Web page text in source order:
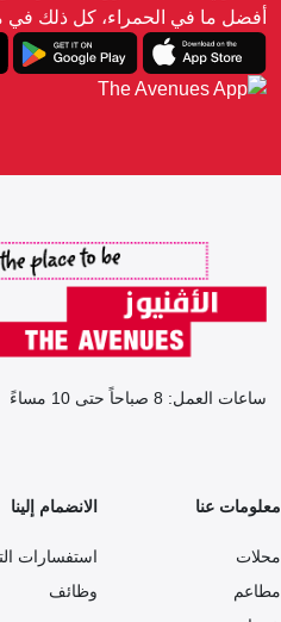
أفضل ما في الحمراء، كل ذلك في
ساعات العمل: 8 صباحاً حتى 10 مساءً
معلومات عنا
محلات
مطاعم
الانضمام إلينا
استفسارات
وظائف